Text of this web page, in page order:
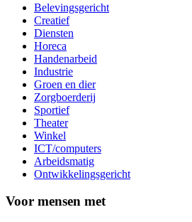
Belevingsgericht
Creatief
Diensten
Horeca
Handenarbeid
Industrie
Groen en dier
Zorgboerderij
Sportief
Theater
Winkel
ICT/computers
Arbeidsmatig
Ontwikkelingsgericht
Voor mensen met